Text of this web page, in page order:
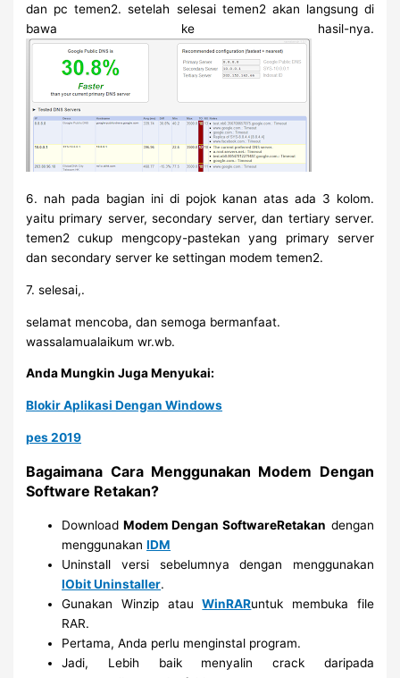
dan pc temen2. setelah selesai temen2 akan langsung di
bawa ke hasil-nya.
6. nah pada bagian ini di pojok kanan atas ada 3 kolom.
yaitu primary server, secondary server, dan tertiary server.
temen2 cukup mengcopy-pastekan yang primary server
dan secondary server ke settingan modem temen2.
7. selesai,.
selamat mencoba, dan semoga bermanfaat.
wassalamualaikum wr.wb.
Anda Mungkin Juga Menyukai:
Blokir Aplikasi Dengan Windows
pes 2019
Bagaimana Cara Menggunakan Modem Dengan
Software Retakan?
Download Modem Dengan SoftwareRetakan dengan
menggunakanIDM
Uninstall versi sebelumnya dengan menggunakan
IObit Uninstaller.
Gunakan Winzip atauWinRARuntuk membuka file
RAR.
Pertama, Anda perlu menginstal program.
Jadi, Lebih baik menyalin crack daripada